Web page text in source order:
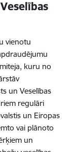
vienotu
kuru no
un Veselības
regulāri
un Eiropas
vai plānoto
un